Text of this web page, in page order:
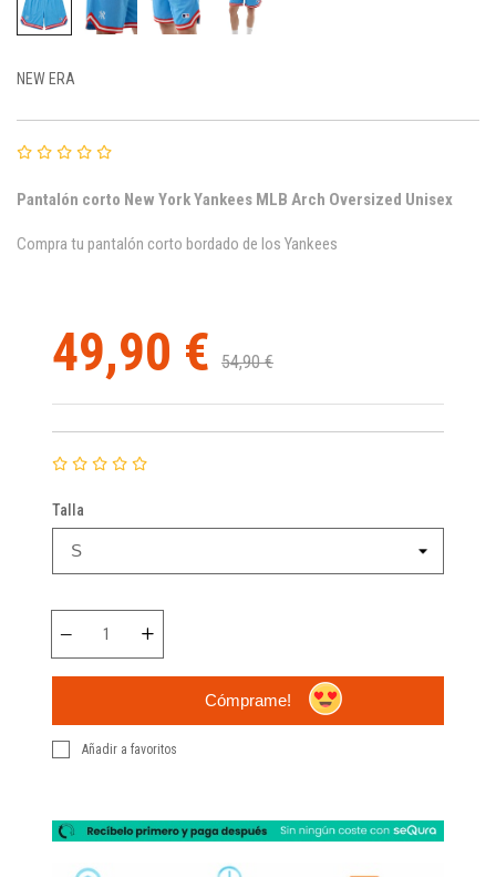
NEW ERA
Pantalón corto New York Yankees MLB Arch Oversized Unisex
Compra tu pantalón corto bordado de los Yankees
49,90 € 54,90 €
Talla
Cómprame!
Añadir a favoritos